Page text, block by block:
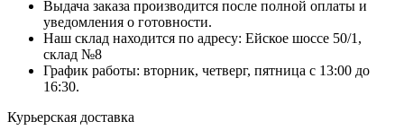
Выдача заказа производится после полной оплаты и
уведомления о готовности.
Наш склад находится по адресу: Ейское шоссе 50/1,
склад №8
График работы: вторник, четверг, пятница с 13:00 до
16:30.
Курьерская доставка